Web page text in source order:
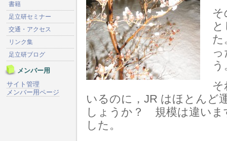
そ
た
う
そ
いるのに，JR はほとんど
しょうか？ 規模は違いま
した。
書籍
足立研セミナー
交通・アクセス
リンク集
足立研ブログ
メンバー用
サイト管理
メンバー用ページ